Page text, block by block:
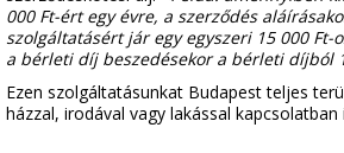
000 Ft-ért egy évre, a szerződés
szolgáltatásért jár egy egyszeri 15 000
a bérleti díj beszedésekor a bérleti díjból
Ezen szolgáltatásunkat Budapest teljes
házzal, irodával vagy lakással kapcsolatban